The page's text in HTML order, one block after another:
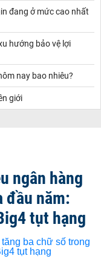
triệu tấn.
đang ở mức cao nhất
hướng bảo vệ lợi
nay bao nhiêu?
giới
ngân hàng
đầu năm:
tụt hạng